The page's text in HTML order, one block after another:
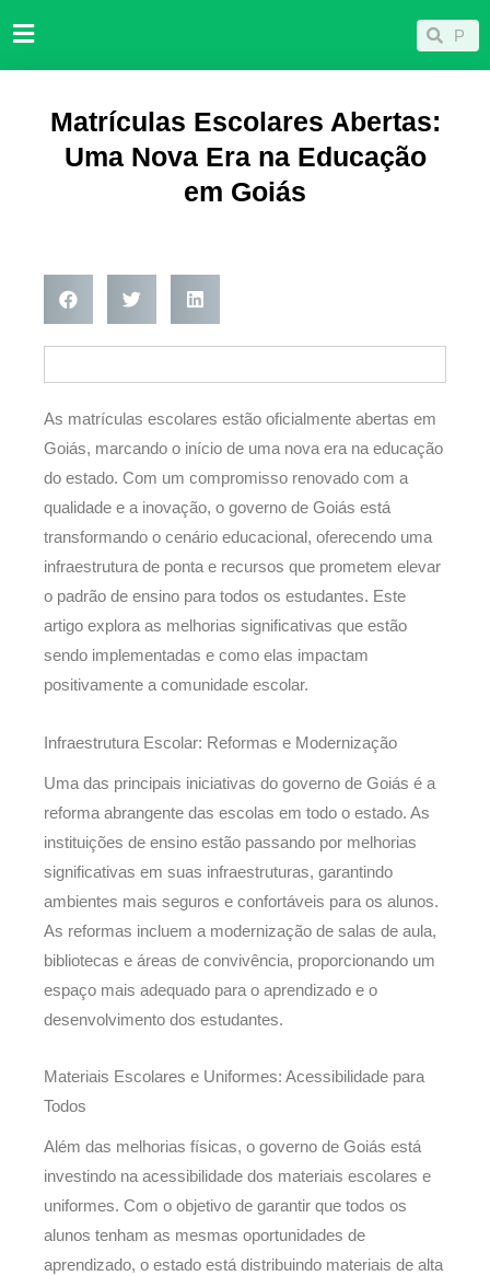
para
Pesquisar
Matrículas Escolares Abertas:
Uma Nova Era na Educação
em Goiás
As matrículas escolares estão oficialmente abertas em
Goiás, marcando o início de uma nova era na educação
do estado. Com um compromisso renovado com a
qualidade e a inovação, o governo de Goiás está
transformando o cenário educacional, oferecendo uma
infraestrutura de ponta e recursos que prometem elevar
o padrão de ensino para todos os estudantes. Este
artigo explora as melhorias significativas que estão
sendo implementadas e como elas impactam
positivamente a comunidade escolar.
Infraestrutura Escolar: Reformas e Modernização
Uma das principais iniciativas do governo de Goiás é a
reforma abrangente das escolas em todo o estado. As
instituições de ensino estão passando por melhorias
significativas em suas infraestruturas, garantindo
ambientes mais seguros e confortáveis para os alunos.
As reformas incluem a modernização de salas de aula,
bibliotecas e áreas de convivência, proporcionando um
espaço mais adequado para o aprendizado e o
desenvolvimento dos estudantes.
Materiais Escolares e Uniformes: Acessibilidade para
Todos
Além das melhorias físicas, o governo de Goiás está
investindo na acessibilidade dos materiais escolares e
uniformes. Com o objetivo de garantir que todos os
alunos tenham as mesmas oportunidades de
aprendizado, o estado está distribuindo materiais de alta